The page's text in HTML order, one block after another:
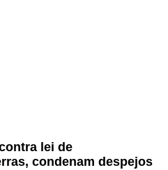
lei de
condenam despejos